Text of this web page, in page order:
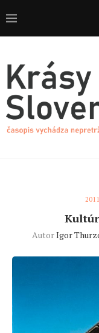
2011
AutorIgor